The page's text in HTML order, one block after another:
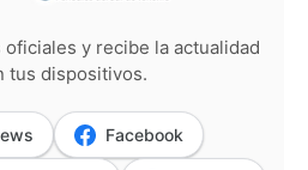
y recibe la actualidad
tus dispositivos.
Facebook